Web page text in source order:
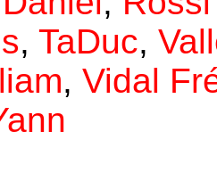
, TaDuc,
, Vidal